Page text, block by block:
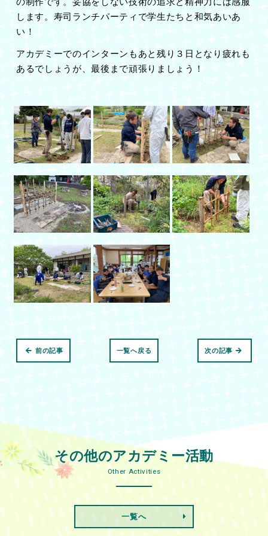
します。寿司ランチパーティで学生たちと和気あいあ
い！
アカデミーでのインターンもあと残り３日となり疲れも
あるでしょうが、最後まで頑張りましょう！
次の記事
一覧へ戻る
前の記事
その他のアカデミー活動
Other Activities
一覧へ